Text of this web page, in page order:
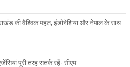
की वैश्विक पहल, इंडोनेशिया और नेपाल के साथ
पूरी तरह सतर्क रहें- सीएम